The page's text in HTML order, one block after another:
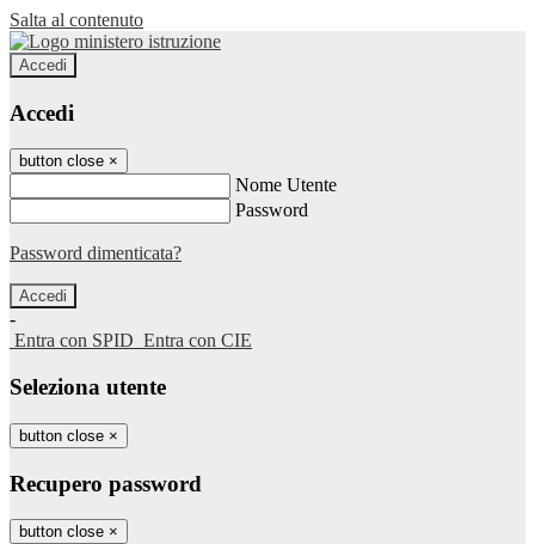
Salta al contenuto
Accedi
Accedi
button close ×
Nome Utente
Password
Password dimenticata?
-
Entra con SPID Entra con CIE
Seleziona utente
button close ×
Recupero password
button close ×